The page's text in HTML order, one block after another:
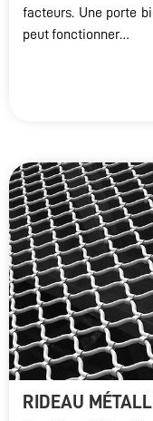
facteurs. Une porte
peut fonctionner…
RIDEAU